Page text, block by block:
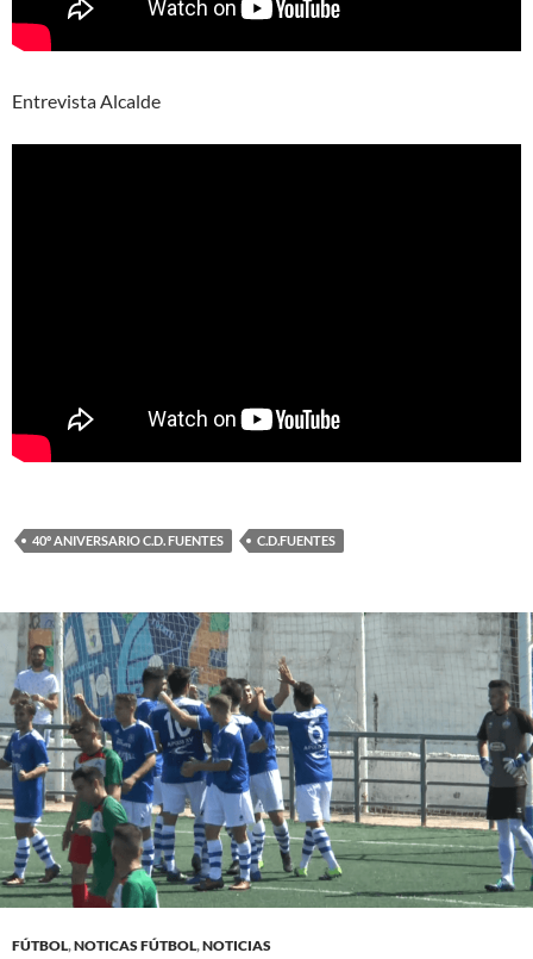
Entrevista Alcalde
40º ANIVERSARIO C.D. FUENTES C.D.FUENTES
FÚTBOL,NOTICAS FÚTBOL,NOTICIAS